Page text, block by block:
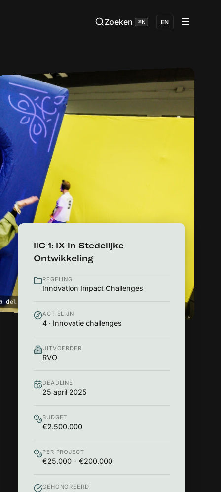
Zoeken ⌘K EN
del Suono, DROPSTUFF (René van Engelenburg c.s.)
IIC 1: IX in Stedelijke
Ontwikkeling
REGELING
Innovation Impact Challenges
ACTIELIJN
4 · Innovatie challenges
UITVOERDER
RVO
DEADLINE
25 april 2025
BUDGET
€2.500.000
PER PROJECT
€25.000 - €200.000
GEHONOREERD